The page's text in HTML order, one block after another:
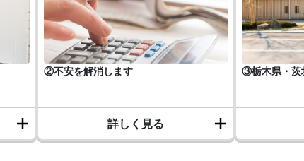
②不安を解消します
詳しく見る
③栃木県・茨